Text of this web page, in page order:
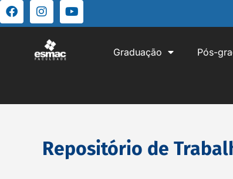
Graduação Pós-
Repositório de